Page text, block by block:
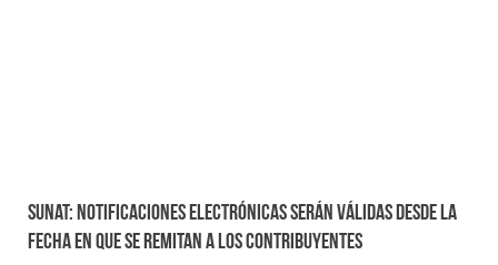
Sunat: Notificaciones electrónicas serán válidas desde la
fecha en que se remitan a los contribuyentes